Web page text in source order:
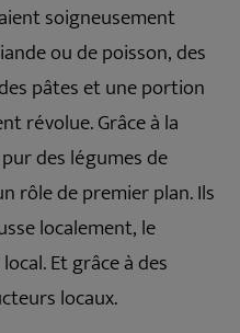
soigneusement
ou de poisson, des
pâtes et une portion
révolue. Grâce à la
des légumes de
rôle de premier plan. Ils
localement, le
Et grâce à des
locaux.